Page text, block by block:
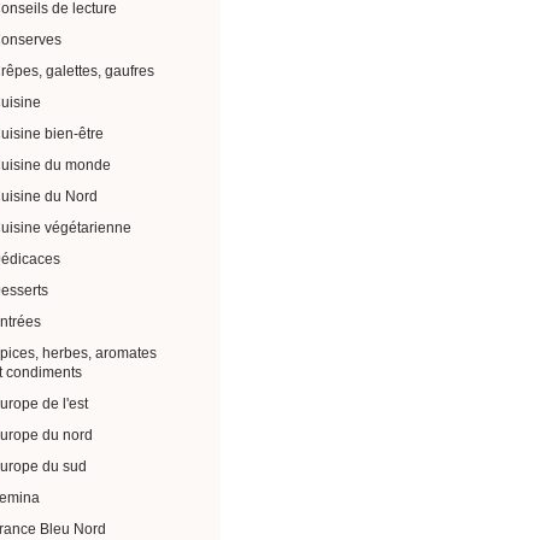
de lecture
galettes, gaufres
bien-être
du monde
du Nord
végétarienne
herbes, aromates
condiments
de l'est
du nord
du sud
Bleu Nord